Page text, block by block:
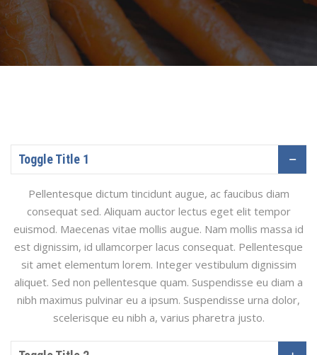
Toggle Title 1
Pellentesque dictum tincidunt augue, ac faucibus diam
consequat sed. Aliquam auctor lectus eget elit tempor
euismod. Maecenas vitae mollis augue. Nam mollis massa id
est dignissim, id ullamcorper lacus consequat. Pellentesque
sit amet elementum lorem. Integer vestibulum dignissim
aliquet. Sed non pellentesque quam. Suspendisse eu diam a
nibh maximus pulvinar eu a ipsum. Suspendisse urna dolor,
scelerisque eu nibh a, varius pharetra justo.